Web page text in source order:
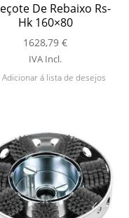
De Rebaixo Rs-
Hk 160×80
1628,79€
IVA Incl.
Adicionar á lista de desejos